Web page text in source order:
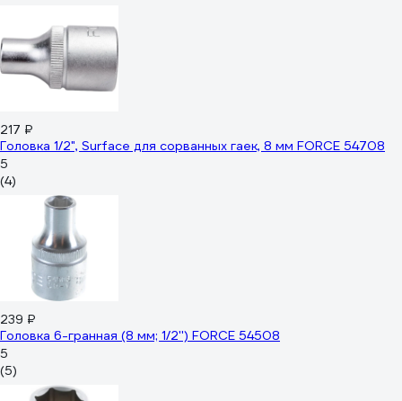
217 ₽
Головка 1/2", Surface для сорванных гаек, 8 мм FORCE 54708
5
(4)
239 ₽
Головка 6-гранная (8 мм; 1/2'') FORCE 54508
5
(5)